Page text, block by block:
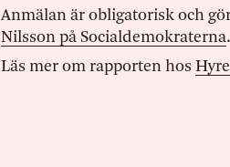
Anmälan är obligatorisk och
Nilsson på Socialdemokraterna.
Läs mer om rapporten hos